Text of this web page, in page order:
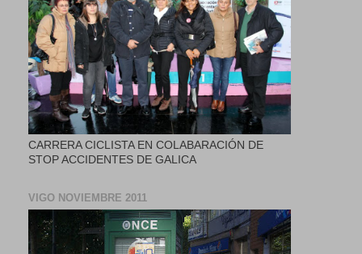
CARRERA CICLISTA EN COLABARACIÓN DE
STOP ACCIDENTES DE GALICA
VIGO NOVIEMBRE 2011